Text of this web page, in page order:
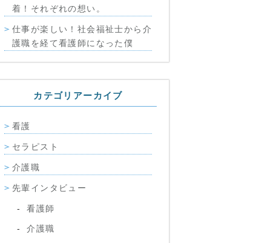
着！それぞれの想い。
仕事が楽しい！社会福祉士から介
護職を経て看護師になった僕
カテゴリアーカイブ
看護
セラピスト
介護職
先輩インタビュー
看護師
介護職